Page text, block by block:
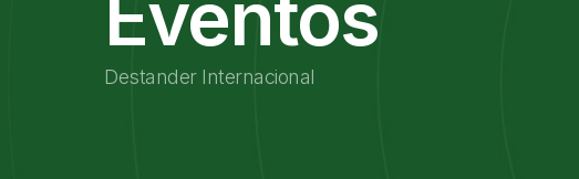
Eventos
Destander Internacional